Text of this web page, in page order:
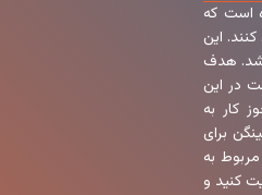
شده است که
این
نام‌گذاری شد. هدف
در این
کار به
برای
به
کنید و